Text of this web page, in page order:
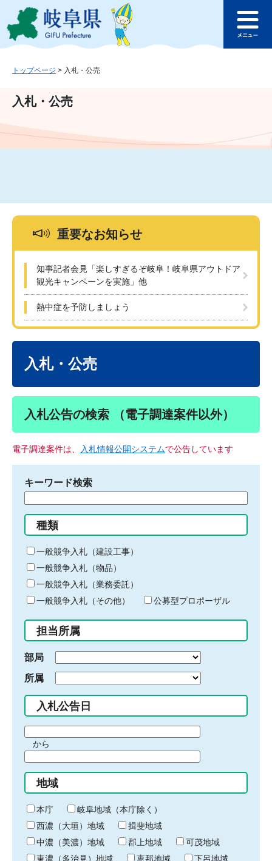
ジ
ュ
文
このページの本文へ
ュ
トップページ > 入札・公売
入札・公売
重要なお知らせ
知事記者会見「楽しすぎるぞ岐阜！岐阜県アウトドア
観光キャンペーンを実施」他
熱中症を予防しましょう
入札・公売
入札公告の検索 （電子調達案件以外）
電子調達案件は、 入札情報公開システムで公告しています
キーワード検索
る
キ
ー
ワ
ー
ド
入
力
種類
一般競争入札（建設工事）
一般競争入札（物品）
一般競争入札（業務委託）
一般競争入札（その他）
公募型プロポーザル
担当所属
部局
所属
入札公告日
間
始
り
から
間
終
わ
り
地域
本庁
岐阜地域（本庁除く）
西濃（大垣）地域
揖斐地域
中濃（美濃）地域
郡上地域
可茂地域
東濃（多治見）地域
恵那地域
下呂地域